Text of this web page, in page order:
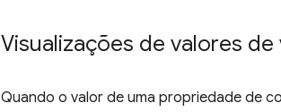
Visualizações de valores de
Quando o valor de uma propriedade de